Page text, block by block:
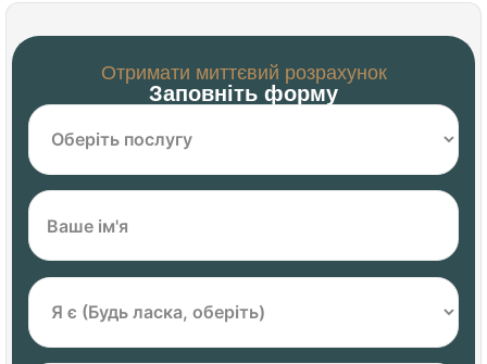
Отримати миттєвий розрахунок
Заповніть форму